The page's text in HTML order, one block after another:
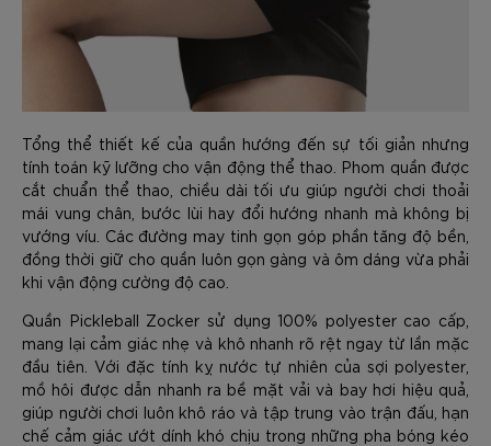
Tổng thể thiết kế của quần hướng đến sự tối giản nhưng
tính toán kỹ lưỡng cho vận động thể thao. Phom quần được
cắt chuẩn thể thao, chiều dài tối ưu giúp người chơi thoải
mái vung chân, bước lùi hay đổi hướng nhanh mà không bị
vướng víu. Các đường may tinh gọn góp phần tăng độ bền,
đồng thời giữ cho quần luôn gọn gàng và ôm dáng vừa phải
khi vận động cường độ cao.
Quần Pickleball Zocker sử dụng 100% polyester cao cấp,
mang lại cảm giác nhẹ và khô nhanh rõ rệt ngay từ lần mặc
đầu tiên. Với đặc tính kỵ nước tự nhiên của sợi polyester,
mồ hôi được dẫn nhanh ra bề mặt vải và bay hơi hiệu quả,
giúp người chơi luôn khô ráo và tập trung vào trận đấu, hạn
chế cảm giác ướt dính khó chịu trong những pha bóng kéo